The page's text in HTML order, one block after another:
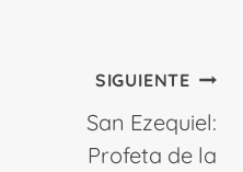
SIGUIENTE
San Ezequiel:
Profeta de la